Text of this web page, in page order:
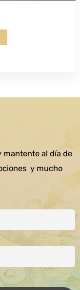
mantente al día de
y mucho